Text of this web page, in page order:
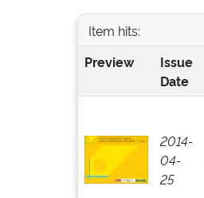
Item hits:
Preview
Issue
Date
2014-
04-
25